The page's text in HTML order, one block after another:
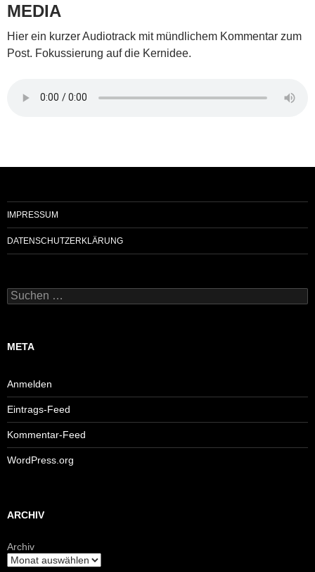
MEDIA
Hier ein kurzer Audiotrack mit mündlichem Kommentar zum
Post. Fokussierung auf die Kernidee.
IMPRESSUM
DATENSCHUTZERKLÄRUNG
Suchen
nach:
META
Anmelden
Eintrags-Feed
Kommentar-Feed
WordPress.org
ARCHIV
Archiv